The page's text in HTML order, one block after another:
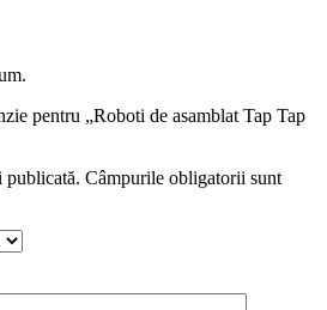
pentru „Roboti de asamblat Tap Tap
publicată. Câmpurile obligatorii sunt